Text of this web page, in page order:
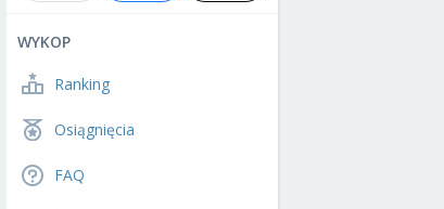
WYKOP
Ranking
Osiągnięcia
FAQ